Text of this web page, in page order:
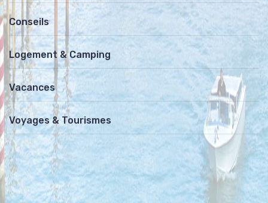
Conseils
Logement & Camping
Vacances
Voyages & Tourismes